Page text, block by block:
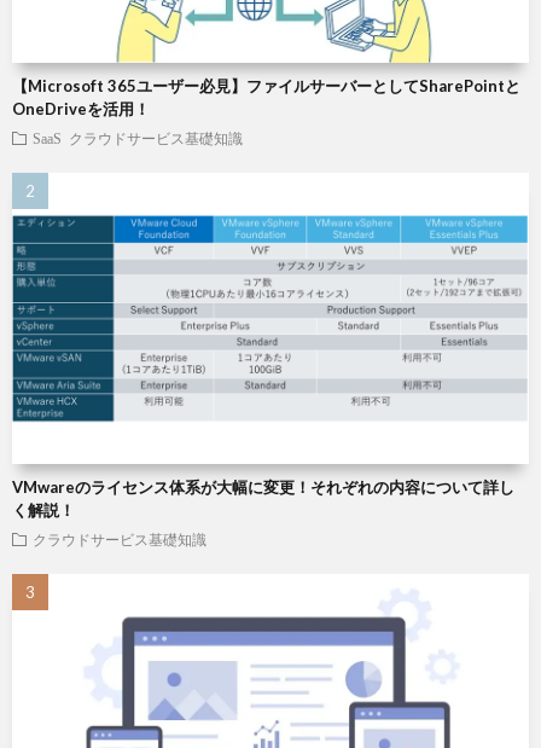
【Microsoft 365ユーザー必見】ファイルサーバーとしてSharePointと
OneDriveを活用！
SaaS クラウドサービス基礎知識
VMwareのライセンス体系が大幅に変更！それぞれの内容について詳し
く解説！
クラウドサービス基礎知識